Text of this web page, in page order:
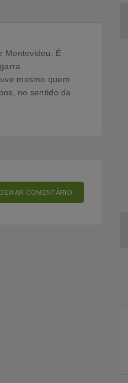
Montevideu. É
mesmo quem
no sentido da
DEIXAR COMENTÁRIO